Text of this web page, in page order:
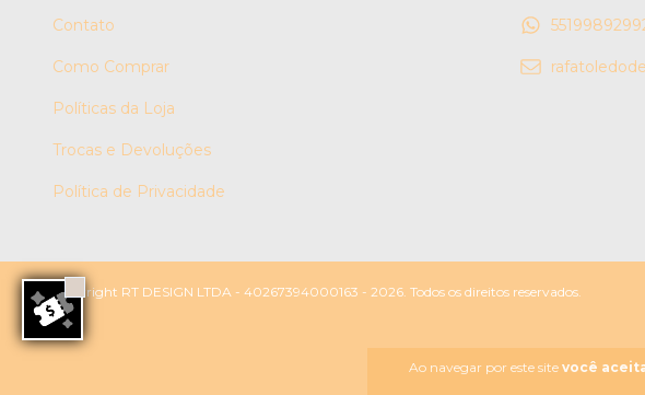
Ao navegar por este site você
Contato
Como Comprar
Políticas da Loja
Trocas e Devoluções
Política de Privacidade
Copyright RT DESIGN LTDA - 40267394000163 - 2026. Todos os direitos reservados.